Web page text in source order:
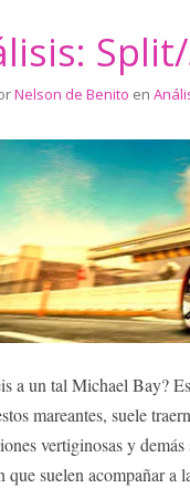
Nelson de Benito en
a un tal Michael Bay?
mareantes, suele
vertiginosas y
que suelen acompañar a